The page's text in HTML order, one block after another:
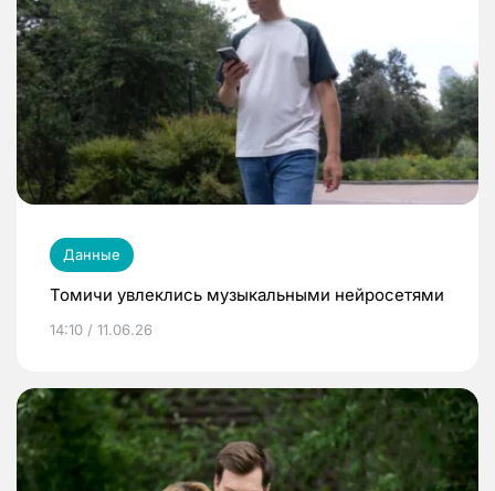
Данные
Томичи увлеклись музыкальными нейросетями
14:10 / 11.06.26